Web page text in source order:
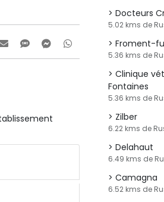
Docteurs
5.02 kms de
Froment-
5.36 kms de
Clinique
Fontaines
5.36 kms de
Zilber
6.22 kms de
Delahaut
6.49 kms de
Camagna
6.52 kms de